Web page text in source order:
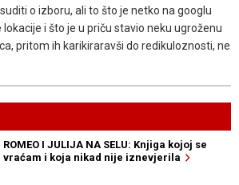
o izboru, ali to što je netko na googlu
i što je u priču stavio neku ugroženu
pritom ih karikiraravši do redikuloznosti, ne
ROMEO I JULIJA NA SELU: Knjiga kojoj se
vraćam i koja nikad nije iznevjerila